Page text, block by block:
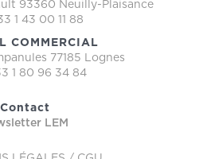
93360 Neuilly-Plaisance
1 43 00 11 88
COMMERCIAL
77185 Lognes
1 80 96 34 84
Contact
LEM